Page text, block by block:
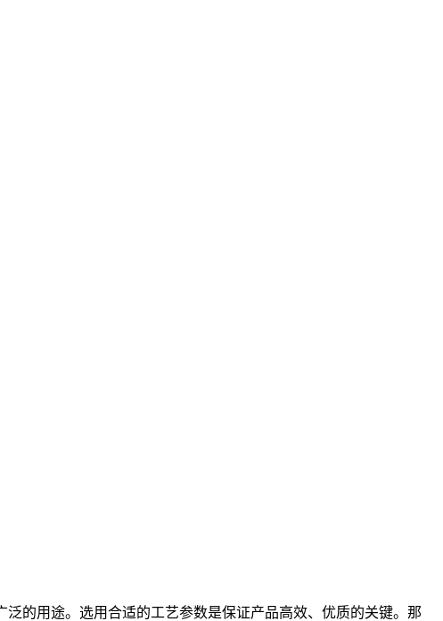
的用途。选用合适的工艺参数是保证产品高效、优质的关键。那